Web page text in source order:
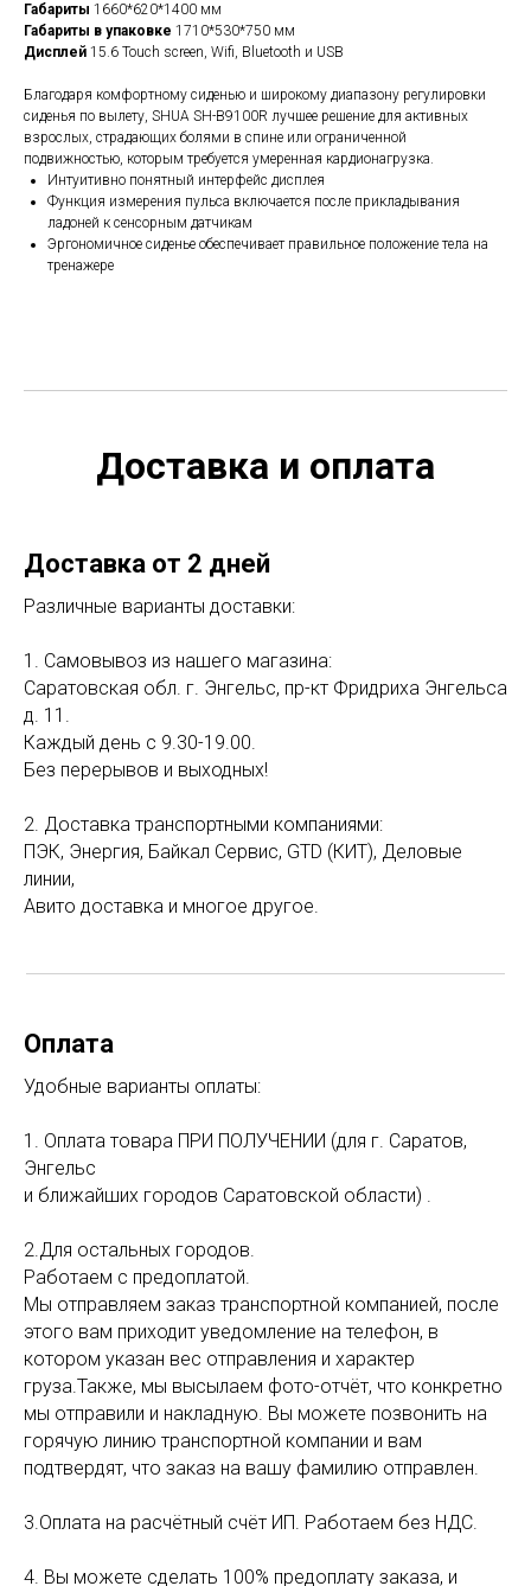
Габариты 1660*620*1400 мм
Габариты в упаковке 1710*530*750 мм
Дисплей 15.6 Touch screen, Wifi, Bluetooth и USB
Благодаря комфортному сиденью и широкому диапазону регулировки
сиденья по вылету, SHUA SH-B9100R лучшее решение для активных
взрослых, страдающих болями в спине или ограниченной
подвижностью, которым требуется умеренная кардионагрузка.
Интуитивно понятный интерфейс дисплея
Функция измерения пульса включается после прикладывания
ладоней к сенсорным датчикам
Эргономичное сиденье обеспечивает правильное положение тела на
тренажере
Доставка и оплата
Доставка от 2 дней
Различные варианты доставки:
1. Самовывоз из нашего магазина:
Саратовская обл. г. Энгельс, пр-кт Фридриха Энгельса
д. 11.
Каждый день с 9.30-19.00.
Без перерывов и выходных!
2. Доставка транспортными компаниями:
ПЭК, Энергия, Байкал Сервис, GTD (КИТ), Деловые
линии,
Авито доставка и многое другое.
Оплата
Удобные варианты оплаты:
1. Оплата товара ПРИ ПОЛУЧЕНИИ (для г. Саратов,
Энгельс
и ближайших городов Саратовской области) .
2.Для остальных городов.
Работаем с предоплатой.
Мы отправляем заказ транспортной компанией, после
этого вам приходит уведомление на телефон, в
котором указан вес отправления и характер
груза.Также, мы высылаем фото-отчёт, что конкретно
мы отправили и накладную. Вы можете позвонить на
горячую линию транспортной компании и вам
подтвердят, что заказ на вашу фамилию отправлен.
3.Оплата на расчётный счёт ИП. Работаем без НДС.
4. Вы можете сделать 100% предоплату заказа, и